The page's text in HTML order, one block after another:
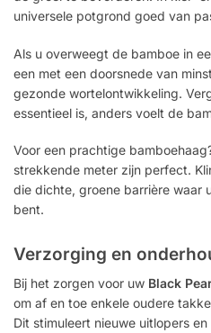
universele potgrond goed van
Als u overweegt de bamboe in
een met een doorsnede van
gezonde wortelontwikkeling.
essentieel is, anders voelt de
Voor een prachtige
strekkende meter zijn perfect.
die dichte, groene barrière waar
bent.
Verzorging en
Bij het zorgen voor uw Black
om af en toe enkele oudere
Dit stimuleert nieuwe uitlopers